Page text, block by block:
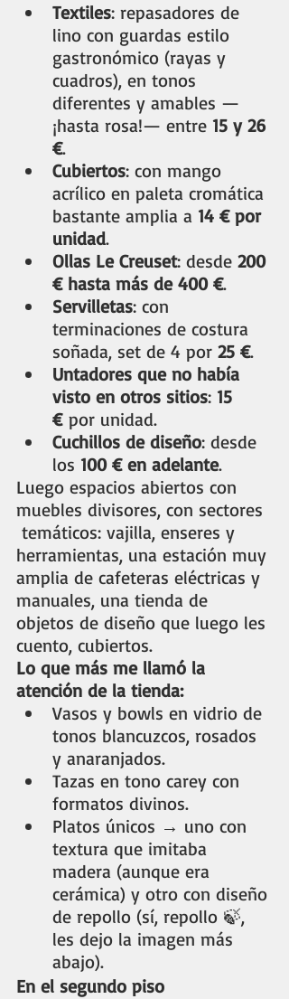
Textiles: repasadores de
lino con guardas estilo
gastronómico (rayas y
cuadros), en tonos
diferentes y amables —
¡hasta rosa!— entre 15 y 26
€.
Cubiertos: con mango
acrílico en paleta cromática
bastante amplia a 14 € por
unidad.
Ollas Le Creuset: desde 200
€ hasta más de 400 €.
Servilletas: con
terminaciones de costura
soñada, set de 4 por 25 €.
Untadores que no había
visto en otros sitios: 15
€ por unidad.
Cuchillos de diseño: desde
los 100 € en adelante.
Luego espacios abiertos con
muebles divisores, con sectores
temáticos: vajilla, enseres y
herramientas, una estación muy
amplia de cafeteras eléctricas y
manuales, una tienda de
objetos de diseño que luego les
cuento, cubiertos.
Lo que más me llamó la
atención de la tienda:
Vasos y bowls en vidrio de
tonos blancuzcos, rosados
y anaranjados.
Tazas en tono carey con
formatos divinos.
Platos únicos → uno con
textura que imitaba
madera (aunque era
cerámica) y otro con diseño
de repollo (sí, repollo 🍃,
les dejo la imagen más
abajo).
En el segundo piso